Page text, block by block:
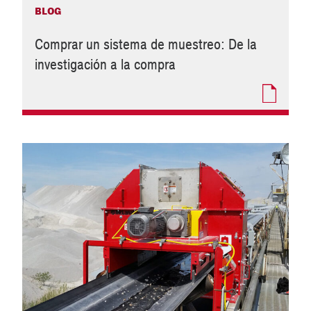
BLOG
Comprar un sistema de muestreo: De la
investigación a la compra